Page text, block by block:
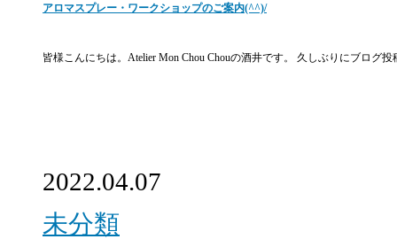
アロマスプレー・ワークショップのご案内(^^)/
皆様こんにちは。Atelier Mon Chou Chouの酒井です。 久しぶりにブログ
2022.04.07
未分類